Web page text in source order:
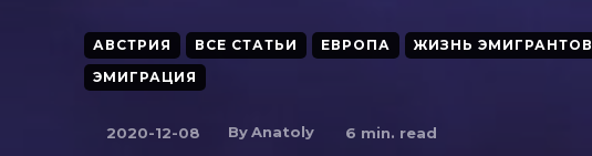
АВСТРИЯ ВСЕ СТАТЬИ ЕВРОПА ЖИЗНЬ ЭМИГРАНТОВ
ЭМИГРАЦИЯ
2020-12-08 ByAnatoly 6 min. read